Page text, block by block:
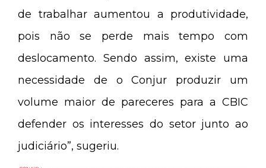
de trabalhar aumentou a produtividade,
pois não se perde mais tempo com
deslocamento. Sendo assim, existe uma
necessidade de o Conjur produzir um
volume maior de pareceres para a CBIC
defender os interesses do setor junto ao
judiciário”, sugeriu.